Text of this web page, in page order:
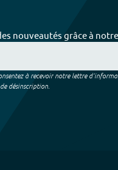
nouveautés grâce à
à recevoir notre lettre
désinscription.